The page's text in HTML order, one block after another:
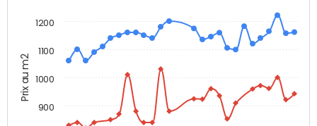
Prix au m2
900
1000
1100
1200